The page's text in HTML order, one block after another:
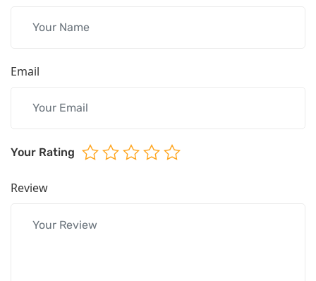
Email
Your Rating
Review